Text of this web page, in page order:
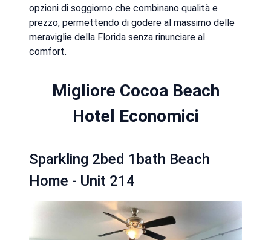
opzioni di soggiorno che combinano qualità e
prezzo, permettendo di godere al massimo delle
meraviglie della Florida senza rinunciare al
comfort.
Migliore Cocoa Beach
Hotel Economici
Sparkling 2bed 1bath Beach
Home - Unit 214